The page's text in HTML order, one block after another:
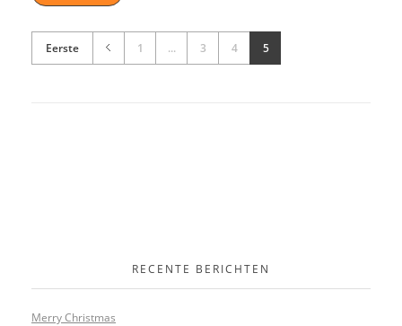
Eerste 1 ... 3 4 5
RECENTE BERICHTEN
Merry Christmas